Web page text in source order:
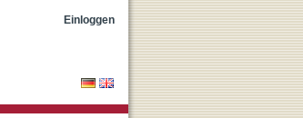
stenosis
Einloggen